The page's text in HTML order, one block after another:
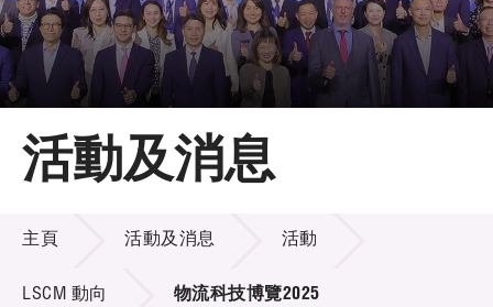
主頁
關於LSCM
技術商品化
項目及資助計劃
活動及消息
活動及消息
主頁 活動及消息 活動
LSCM 動向 物流科技博覽2025